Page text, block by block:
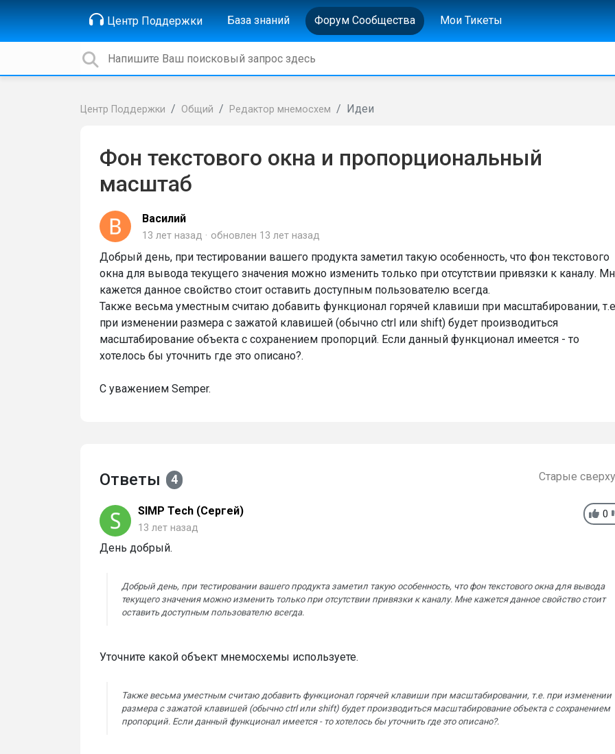
Центр Поддержки База знаний Форум Сообщества Мои Тикеты
Центр Поддержки Общий Редактор мнемосхем Идеи
Фон текстового окна и пропорциональный
масштаб
Василий
13 лет назад обновлен 13 лет назад
Добрый день, при тестировании вашего продукта заметил такую особенность, что фон текстового
окна для вывода текущего значения можно изменить только при отсутствии привязки к каналу.
кажется данное свойство стоит оставить доступным пользователю всегда.
Также весьма уместным считаю добавить функционал горячей клавиши при масштабировании,
при изменении размера с зажатой клавишей (обычно ctrl или shift) будет производиться
масштабирование объекта с сохранением пропорций. Если данный функционал имеется - то
хотелось бы уточнить где это описано?.
С уважением Semper.
Ответы 4 Старые
0
SIMP Tech (Сергей)
13 лет назад
День добрый.
Добрый день, при тестировании вашего продукта заметил такую особенность, что фон текстового окна для вывода
текущего значения можно изменить только при отсутствии привязки к каналу. Мне кажется данное свойство стоит
оставить доступным пользователю всегда.
Уточните какой объект мнемосхемы используете.
Также весьма уместным считаю добавить функционал горячей клавиши при масштабировании, т.е. при изменении
размера с зажатой клавишей (обычно ctrl или shift) будет производиться масштабирование объекта с сохранением
пропорций. Если данный функционал имеется - то хотелось бы уточнить где это описано?.